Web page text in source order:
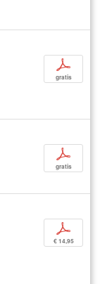
p
gratis
p
gratis
p
€ 14,95